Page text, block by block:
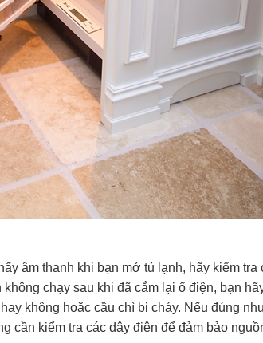
âm thanh khi bạn mở tủ lạnh, hãy kiểm tra
chạy sau khi đã cắm lại ổ điện, bạn
không hoặc cầu chì bị cháy. Nếu đúng
cần kiểm tra các dây điện để đảm bảo